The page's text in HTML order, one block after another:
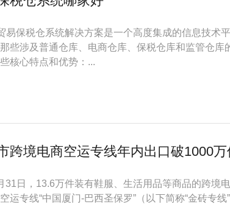
易保税仓系统解决方案是一个高度集成的信息技术
些涉及普通仓库、电商仓库、保税仓库和监管仓库
核心特点和优势：...
跨境电商空运专线年内出口破1000万
日，13.6万件装有鞋服、生活用品等商品的跨境
运专线“中国厦门-巴西圣保罗”（以下简称“金砖专线